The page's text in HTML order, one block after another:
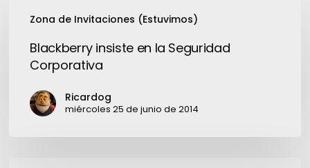
Zona de Invitaciones (Estuvimos)
insiste
Seguridad
Corporativa
Blackberry insiste en la Seguridad
Corporativa
Ricardog
miércoles 25 de junio de 2014